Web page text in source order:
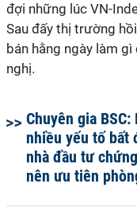
đợi những lúc VN-
Sau đấy thị trường
bán hằng ngày làm
nghị.
Chuyên gia BSC:
nhiều yếu tố bất
nhà đầu tư
nên ưu tiên